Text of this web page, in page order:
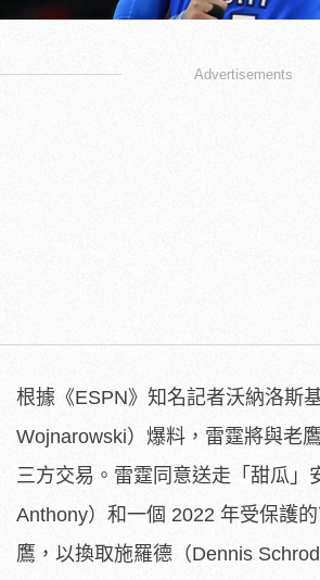
Advertisements
根據《ESPN》知名記者沃納洛斯
Wojnarowski）爆料，雷霆將與老
三方交易。雷霆同意送走「甜瓜」
Anthony）和一個 2022 年受保護
鷹，以換取施羅德（Dennis